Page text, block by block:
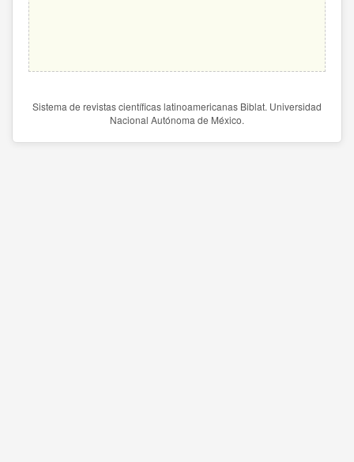
Sistema de revistas científicas latinoamericanas Biblat. Universidad
Nacional Autónoma de México.